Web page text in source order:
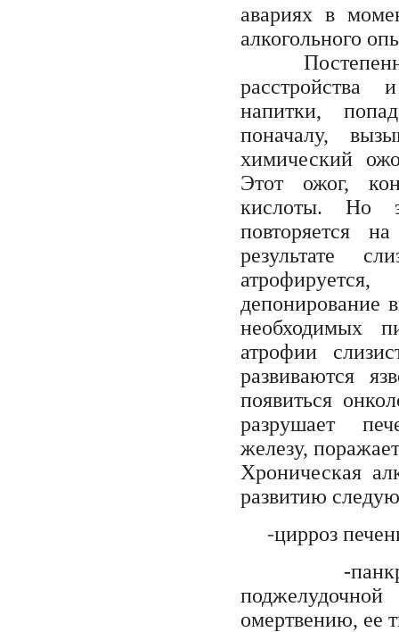
авариях в
алкогольного
Постепенно
расстройства
напитки,
поначалу,
химический
Этот ожог,
кислоты. Но
повторяется
результате
депонирование
необходимых
атрофии
развиваются
появиться
разрушает
железу,
Хроническая
развитию
-цирроз
-
омертвению, ее